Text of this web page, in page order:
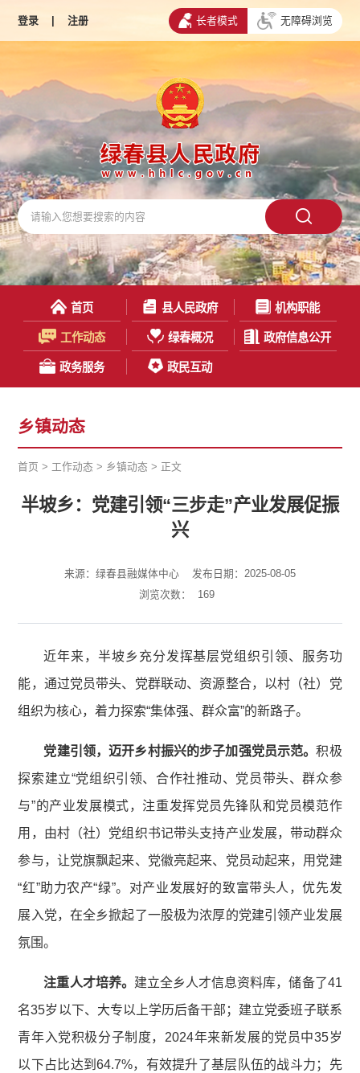
登录 | 注册 长者模式 无障碍浏览
首页 县人民政府 机构职能
工作动态 绿春概况 政府信息公开
政务服务 政民互动
乡镇动态
首页 > 工作动态 > 乡镇动态 > 正文
半坡乡：党建引领“三步走”产业发展促振
兴
来源：绿春县融媒体中心
发布日期：2025-08-05
浏览次数：
169
近年来，半坡乡充分发挥基层党组织引领、服务功
能，通过党员带头、党群联动、资源整合，以村（社）党
组织为核心，着力探索“集体强、群众富”的新路子。
党建引领，迈开乡村振兴的步子加强党员示范。积极
探索建立“党组织引领、合作社推动、党员带头、群众参
与”的产业发展模式，注重发挥党员先锋队和党员模范作
用，由村（社）党组织书记带头支持产业发展，带动群众
参与，让党旗飘起来、党徽亮起来、党员动起来，用党建
“红”助力农产“绿”。对产业发展好的致富带头人，优先发
展入党，在全乡掀起了一股极为浓厚的党建引领产业发展
氛围。
注重人才培养。 建立全乡人才信息资料库，储备了41
名35岁以下、大专以上学历后备干部；建立党委班子联系
青年入党积极分子制度，2024年来新发展的党员中35岁
以下占比达到64.7%，有效提升了基层队伍的战斗力；先